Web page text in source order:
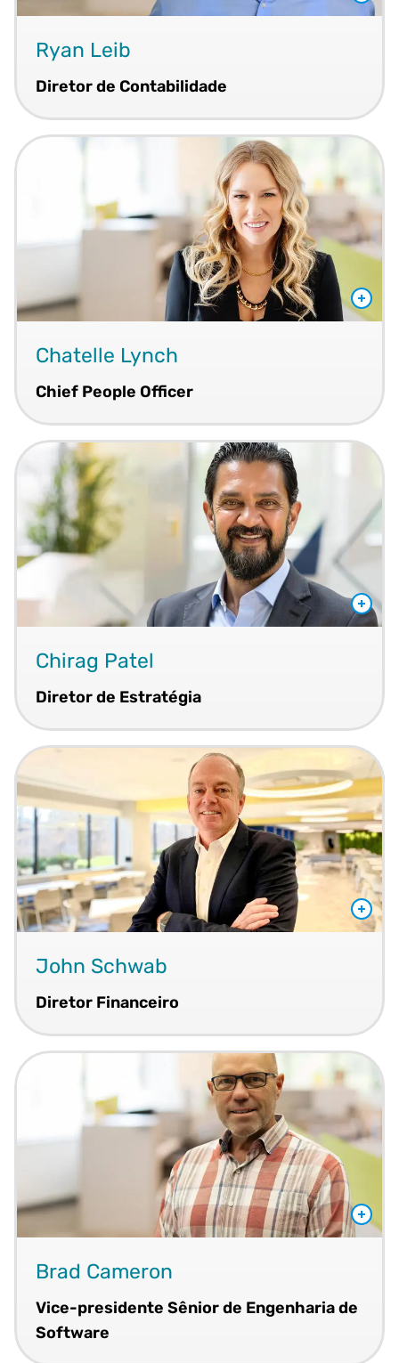
Ryan Leib
Diretor de Contabilidade
Chatelle Lynch
Chief People Officer
Chirag Patel
Diretor de Estratégia
John Schwab
Diretor Financeiro
Brad Cameron
Vice-presidente Sênior de Engenharia de
Software